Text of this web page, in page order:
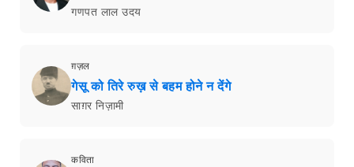
गणपत लाल उदय
ग़ज़ल
गेसू को तिरे रुख़ से बहम होने न देंगे
साग़र निज़ामी
कविता